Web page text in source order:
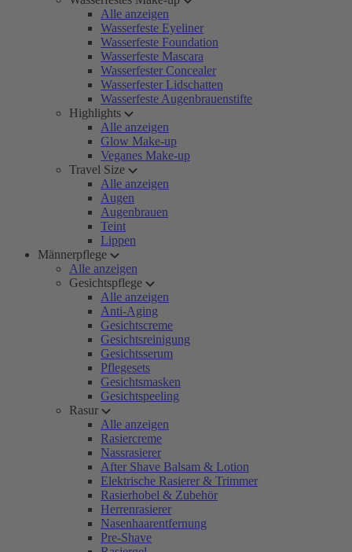
Alle anzeigen
Wasserfeste Eyeliner
Wasserfeste Foundation
Wasserfeste Mascara
Wasserfester Concealer
Wasserfester Lidschatten
Wasserfeste Augenbrauenstifte
Highlights
Alle anzeigen
Glow Make-up
Veganes Make-up
Travel Size
Alle anzeigen
Augen
Augenbrauen
Teint
Lippen
Männerpflege
Alle anzeigen
Gesichtspflege
Alle anzeigen
Anti-Aging
Gesichtscreme
Gesichtsreinigung
Gesichtsserum
Pflegesets
Gesichtsmasken
Gesichtspeeling
Rasur
Alle anzeigen
Rasiercreme
Nassrasierer
After Shave Balsam & Lotion
Elektrische Rasierer & Trimmer
Rasierhobel & Zubehör
Herrenrasierer
Nasenhaarentfernung
Pre-Shave